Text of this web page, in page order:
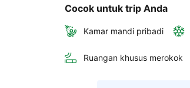
Cocok untuk trip Anda
Kamar mandi pribadi
Ruangan khusus merokok